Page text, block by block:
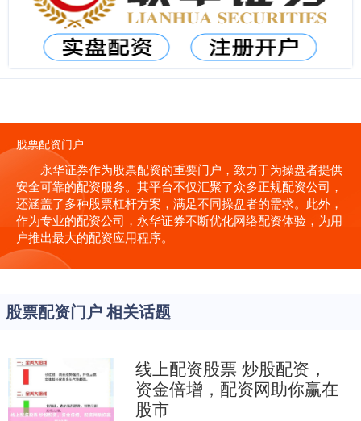
股票配资门户
永华证券作为股票配资的重要门户，致力于为操盘者提供
安全可靠的配资服务。其平台不仅汇聚了众多正规配资公司，
还涵盖了多种股票杠杆方案，满足不同操盘者的需求。此外，
作为专业的配资公司，永华证券不断优化网络配资体验，为用
户推出最大的配资应用程序。
股票配资门户 相关话题
线上配资股票 炒股配资，
资金倍增，配资网助你赢在
股市